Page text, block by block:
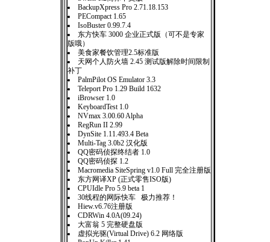
BackupXpress Pro 2.71.18.153
PECompact 1.65
IsoBuster 0.99.7.4
东方快车 3000 企业正式版（可不是专家
版哦）
美食家餐饮管理2.5标准版
天网个人防火墙 2.45 测试版解除时间限制
补丁
PalmPilot OS Emulator 3.3
Teleport Pro 1.29 Build 1632
iBrowser 1.0
KeyboardTest 1.0
NVmax 3.00.60 Alpha
RegRun II 2.99
DynSite 1.11.493.4 Beta
Multi-Tag 3.0b2 汉化版
QQ密码侦探终结者 1.0
QQ密码侦探 1.2
Macromedia SiteSpring v1.0 Full 完全注册版
东方网译XP (正式零售ISO版)
CPUIdle Pro 5.9 beta 1
30线程的网际快车 极力推荐！
Hiew.v6.76注册版
CDRWin 4.0A(09.24)
大富翁 5 完整硬盘版
虚拟光驱(Virtual Drive) 6.2 网络版